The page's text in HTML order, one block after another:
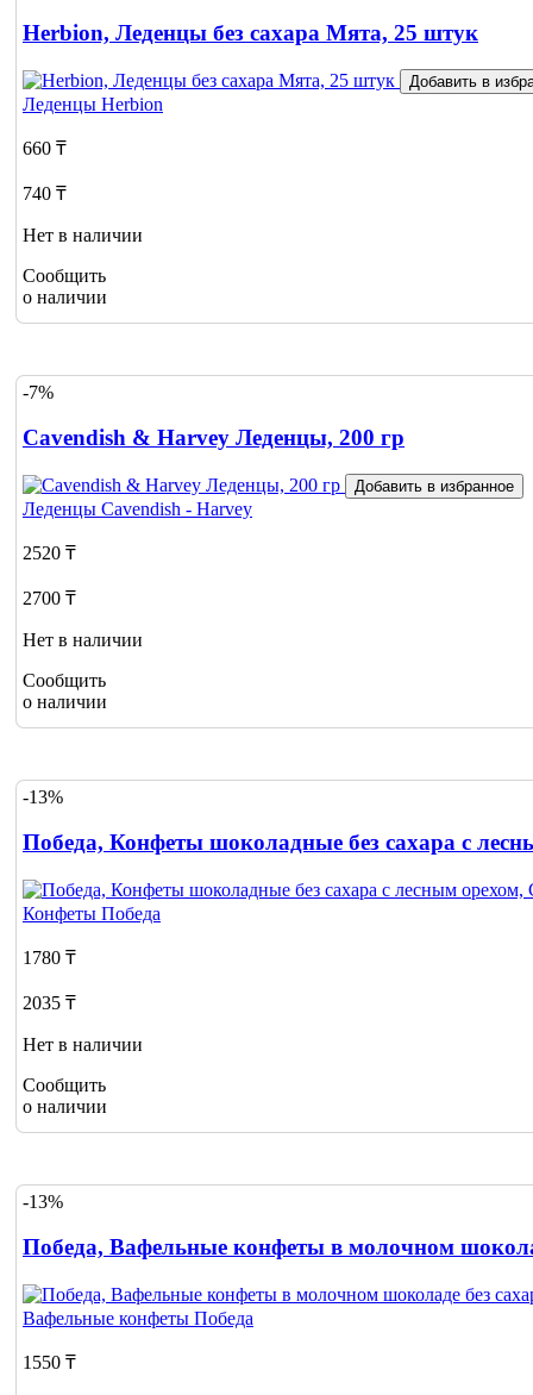
Herbion, Леденцы без сахара Мята, 25 штук
Добавить в
Леденцы Herbion
660 ₸
740 ₸
Нет в наличии
Сообщить
о наличии
-7%
Cavendish & Harvey Леденцы, 200 гр
Добавить в избранное
Леденцы Cavendish - Harvey
2520 ₸
2700 ₸
Нет в наличии
Сообщить
о наличии
-13%
Победа, Конфеты шоколадные без сахара с
Конфеты Победа
1780 ₸
2035 ₸
Нет в наличии
Сообщить
о наличии
-13%
Победа, Вафельные конфеты в молочном
Вафельные конфеты Победа
1550 ₸